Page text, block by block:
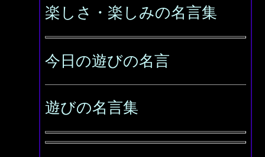
楽しさ・楽しみの名言集
今日の遊びの名言
遊びの名言集